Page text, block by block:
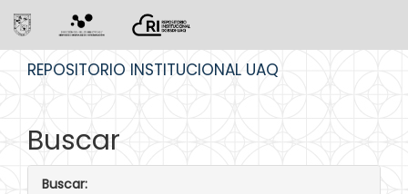
REPOSITORIO INSTITUCIONAL UAQ
Buscar
Buscar: